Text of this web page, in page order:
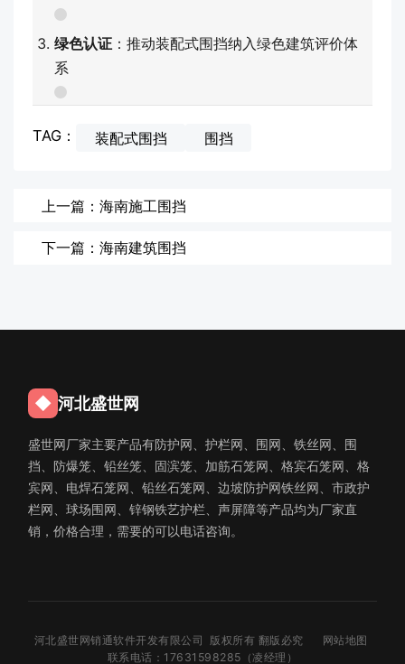
绿色认证：推动装配式围挡纳入绿色建筑评价体
系
TAG： 装配式围挡 围挡
上一篇：海南施工围挡
下一篇：海南建筑围挡
◆ 河北盛世网
盛世网厂家主要产品有防护网、护栏网、围网、铁丝网、围
挡、防爆笼、铅丝笼、固滨笼、加筋石笼网、格宾石笼网、格
宾网、电焊石笼网、铅丝石笼网、边坡防护网铁丝网、市政护
栏网、球场围网、锌钢铁艺护栏、声屏障等产品均为厂家直
销，价格合理，需要的可以电话咨询。
河北盛世网销通软件开发有限公司 版权所有 翻版必究 网站地图
联系电话：17631598285（凌经理）